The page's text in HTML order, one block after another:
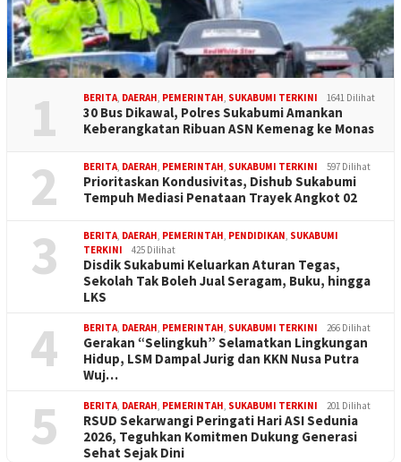
1 BERITA DAERAH PEMERINTAH SUKABUMI TERKINI 1641 Dilihat
30 Bus Dikawal, Polres Sukabumi Amankan
Keberangkatan Ribuan ASN Kemenag ke Monas
2 BERITA DAERAH PEMERINTAH SUKABUMI TERKINI 597 Dilihat
Prioritaskan Kondusivitas, Dishub Sukabumi
Tempuh Mediasi Penataan Trayek Angkot 02
3 BERITA DAERAH PEMERINTAH PENDIDIKAN SUKABUMI
TERKINI
425 Dilihat
Disdik Sukabumi Keluarkan Aturan Tegas,
Sekolah Tak Boleh Jual Seragam, Buku, hingga
LKS
4 BERITA DAERAH PEMERINTAH SUKABUMI TERKINI 266 Dilihat
Gerakan “Selingkuh” Selamatkan Lingkungan
Hidup, LSM Dampal Jurig dan KKN Nusa Putra
Wuj…
5 BERITA DAERAH PEMERINTAH SUKABUMI TERKINI 201 Dilihat
RSUD Sekarwangi Peringati Hari ASI Sedunia
2026, Teguhkan Komitmen Dukung Generasi
Sehat Sejak Dini